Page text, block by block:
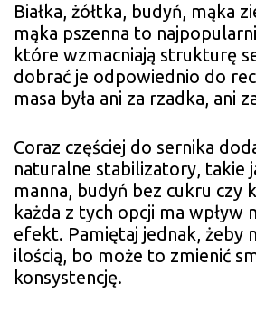
Białka, żółtka, budyń, mąka
mąka pszenna to
które wzmacniają strukturę
dobrać je odpowiednio do
masa była ani za rzadka, ani
Coraz częściej do sernika
naturalne stabilizatory, takie
manna, budyń bez cukru czy
każda z tych opcji ma wpływ
efekt. Pamiętaj jednak, żeby
ilością, bo może to zmienić
konsystencję.